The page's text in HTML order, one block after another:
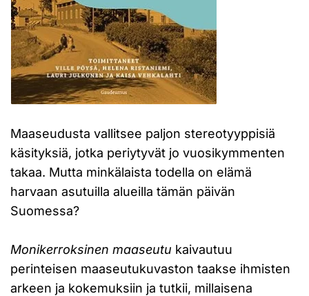
Maaseudusta vallitsee paljon stereotyyppisiä
käsityksiä, jotka periytyvät jo vuosikymmenten
takaa. Mutta minkälaista todella on elämä
harvaan asutuilla alueilla tämän päivän
Suomessa?
Monikerroksinen maaseutu kaivautuu
perinteisen maaseutukuvaston taakse ihmisten
arkeen ja kokemuksiin ja tutkii, millaisena